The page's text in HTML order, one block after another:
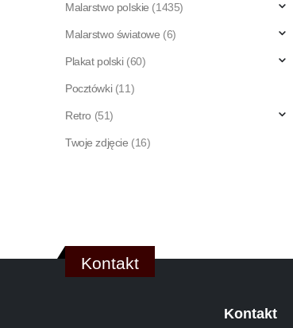
Malarstwo polskie (1435)
Malarstwo światowe (6)
Plakat polski (60)
Pocztówki (11)
Retro (51)
Twoje zdjęcie (16)
Kontakt
Kontakt